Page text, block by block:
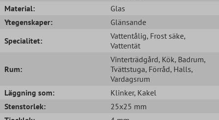
Material:
Glas
Ytegenskaper:
Glänsande
Specialitet:
Vattentålig, Frost säke,
Vattentät
Rum:
Vinterträdgård, Kök, Badrum,
Tvättstuga, Förråd, Halls,
Vardagsrum
Läggning som:
Klinker, Kakel
Stenstorlek:
25x25 mm